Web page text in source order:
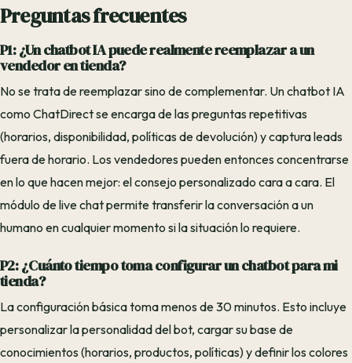
Preguntas frecuentes
P1: ¿Un chatbot IA puede realmente reemplazar a un
vendedor en tienda?
No se trata de reemplazar sino de complementar. Un chatbot IA
como ChatDirect se encarga de las preguntas repetitivas
(horarios, disponibilidad, políticas de devolución) y captura leads
fuera de horario. Los vendedores pueden entonces concentrarse
en lo que hacen mejor: el consejo personalizado cara a cara. El
módulo de live chat permite transferir la conversación a un
humano en cualquier momento si la situación lo requiere.
P2: ¿Cuánto tiempo toma configurar un chatbot para mi
tienda?
La configuración básica toma menos de 30 minutos. Esto incluye
personalizar la personalidad del bot, cargar su base de
conocimientos (horarios, productos, políticas) y definir los colores